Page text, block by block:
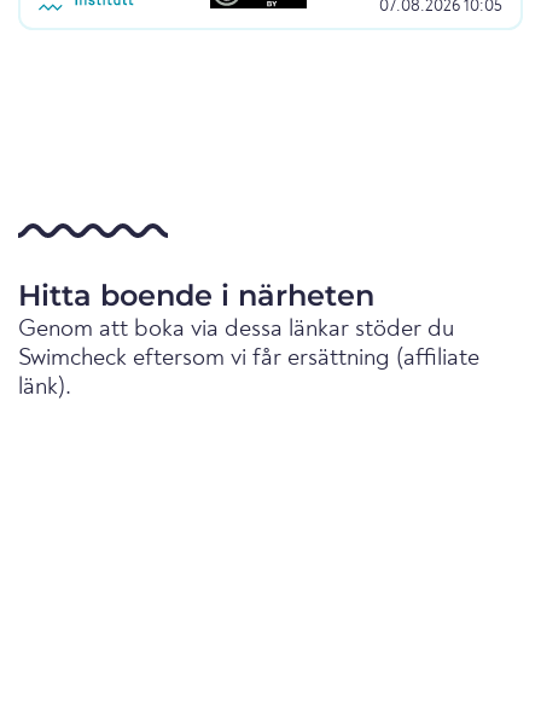
07.08.2026 10:05
Hitta boende i närheten
Genom att boka via dessa länkar stöder du
Swimcheck eftersom vi får ersättning (affiliate
länk).